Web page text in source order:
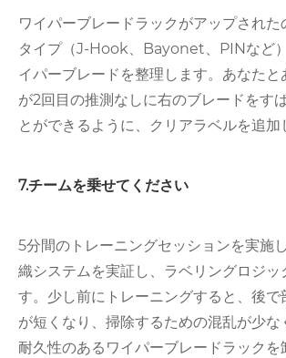
ワイパーブレードラックがアップされた
タイプ（J-Hook、Bayonet、PINなど
イパーブレードを整理します。あなたと
が2回目の推測なしに右のブレードをす
とができるように、クリアラベルを追加
7.チームを乗せてください
5分間のトレーニングセッションを実施
織システムを実証し、ラベリングロジッ
す。少し前にトレーニングすると、後で
が短くなり、掃除するための混乱が少な
耐久性のあるワイパーブレードラックを